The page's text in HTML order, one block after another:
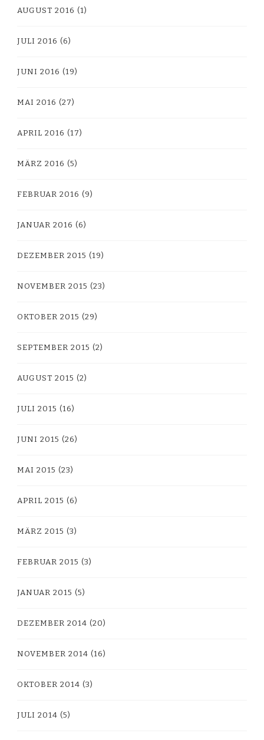
AUGUST 2016 (1)
JULI 2016 (6)
JUNI 2016 (19)
MAI 2016 (27)
APRIL 2016 (17)
MÄRZ 2016 (5)
FEBRUAR 2016 (9)
JANUAR 2016 (6)
DEZEMBER 2015 (19)
NOVEMBER 2015 (23)
OKTOBER 2015 (29)
SEPTEMBER 2015 (2)
AUGUST 2015 (2)
JULI 2015 (16)
JUNI 2015 (26)
MAI 2015 (23)
APRIL 2015 (6)
MÄRZ 2015 (3)
FEBRUAR 2015 (3)
JANUAR 2015 (5)
DEZEMBER 2014 (20)
NOVEMBER 2014 (16)
OKTOBER 2014 (3)
JULI 2014 (5)